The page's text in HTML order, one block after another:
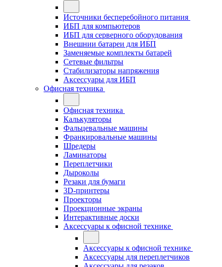
Источники бесперебойного питания
ИБП для компьютеров
ИБП для серверного оборудования
Внешнии батареи для ИБП
Заменяемые комплекты батарей
Сетевые фильтры
Стабилизаторы напряжения
Аксессуары для ИБП
Офисная техника
Офисная техника
Калькуляторы
Фальцевальные машины
Франкировальные машины
Шредеры
Ламинаторы
Переплетчики
Дыроколы
Резаки для бумаги
3D-принтеры
Проекторы
Проекционные экраны
Интерактивные доски
Аксессуары к офисной технике
Аксессуары к офисной технике
Аксессуары для переплетчиков